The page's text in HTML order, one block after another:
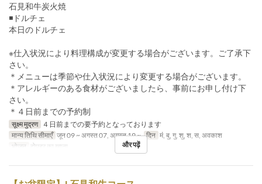
石見和牛炭火焼
◾️ドルチェ
本日のドルチェ
※仕入状況により料理構成が変更する場合がございます。ご了承下
さい。
＊メニューは季節や仕入状況により変更する場合がございます。
＊アレルギーのある食材がございましたら、事前にお申し付け下
さい。
＊４日前までの予約制
सूक्ष्म मुद्रण
４日前までの要予約となっております
मान्य तिथि सीमाएँ जून 09 ~ अगस्त 07, अगस्त 19 ~ दिन मं, बु, गु, शु, श, स, अवकाश
भोजन
दोपहर का खाना और पढ़ें